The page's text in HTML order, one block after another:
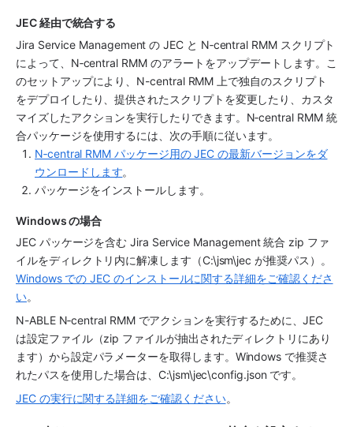
JEC 経由で統合する
Jira Service Management の JEC と N‑central RMM スクリプト
によって、N‑central RMM のアラートをアップデートします。こ
のセットアップにより、N-central RMM 上で独自のスクリプト
をデプロイしたり、提供されたスクリプトを変更したり、カスタ
マイズしたアクションを実行したりできます。N‑central RMM 統
合パッケージを使用するには、次の手順に従います。
N‑central RMM パッケージ用の JEC の最新バージョンをダ
ウンロードします。
パッケージをインストールします。
Windows の場合
JEC パッケージを含む Jira Service Management 統合 zip ファ
イルをディレクトリ内に解凍します（C:\jsm\jec が推奨パス）。
Windows での JEC のインストールに関する詳細をご確認くださ
い。
N-ABLE N‑central RMM でアクションを実行するために、JEC
は設定ファイル（zip ファイルが抽出されたディレクトリにあり
ます）から設定パラメーターを取得します。Windows で推奨さ
れたパスを使用した場合は、C:\jsm\jec\config.json です。
JEC の実行に関する詳細をご確認ください。